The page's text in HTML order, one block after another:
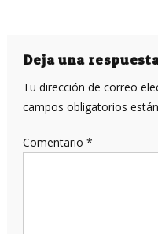
Deja una
Tu dirección de correo
campos obligatorios
Comentario *